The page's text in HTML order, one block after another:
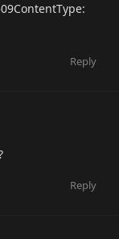
Reply
Reply